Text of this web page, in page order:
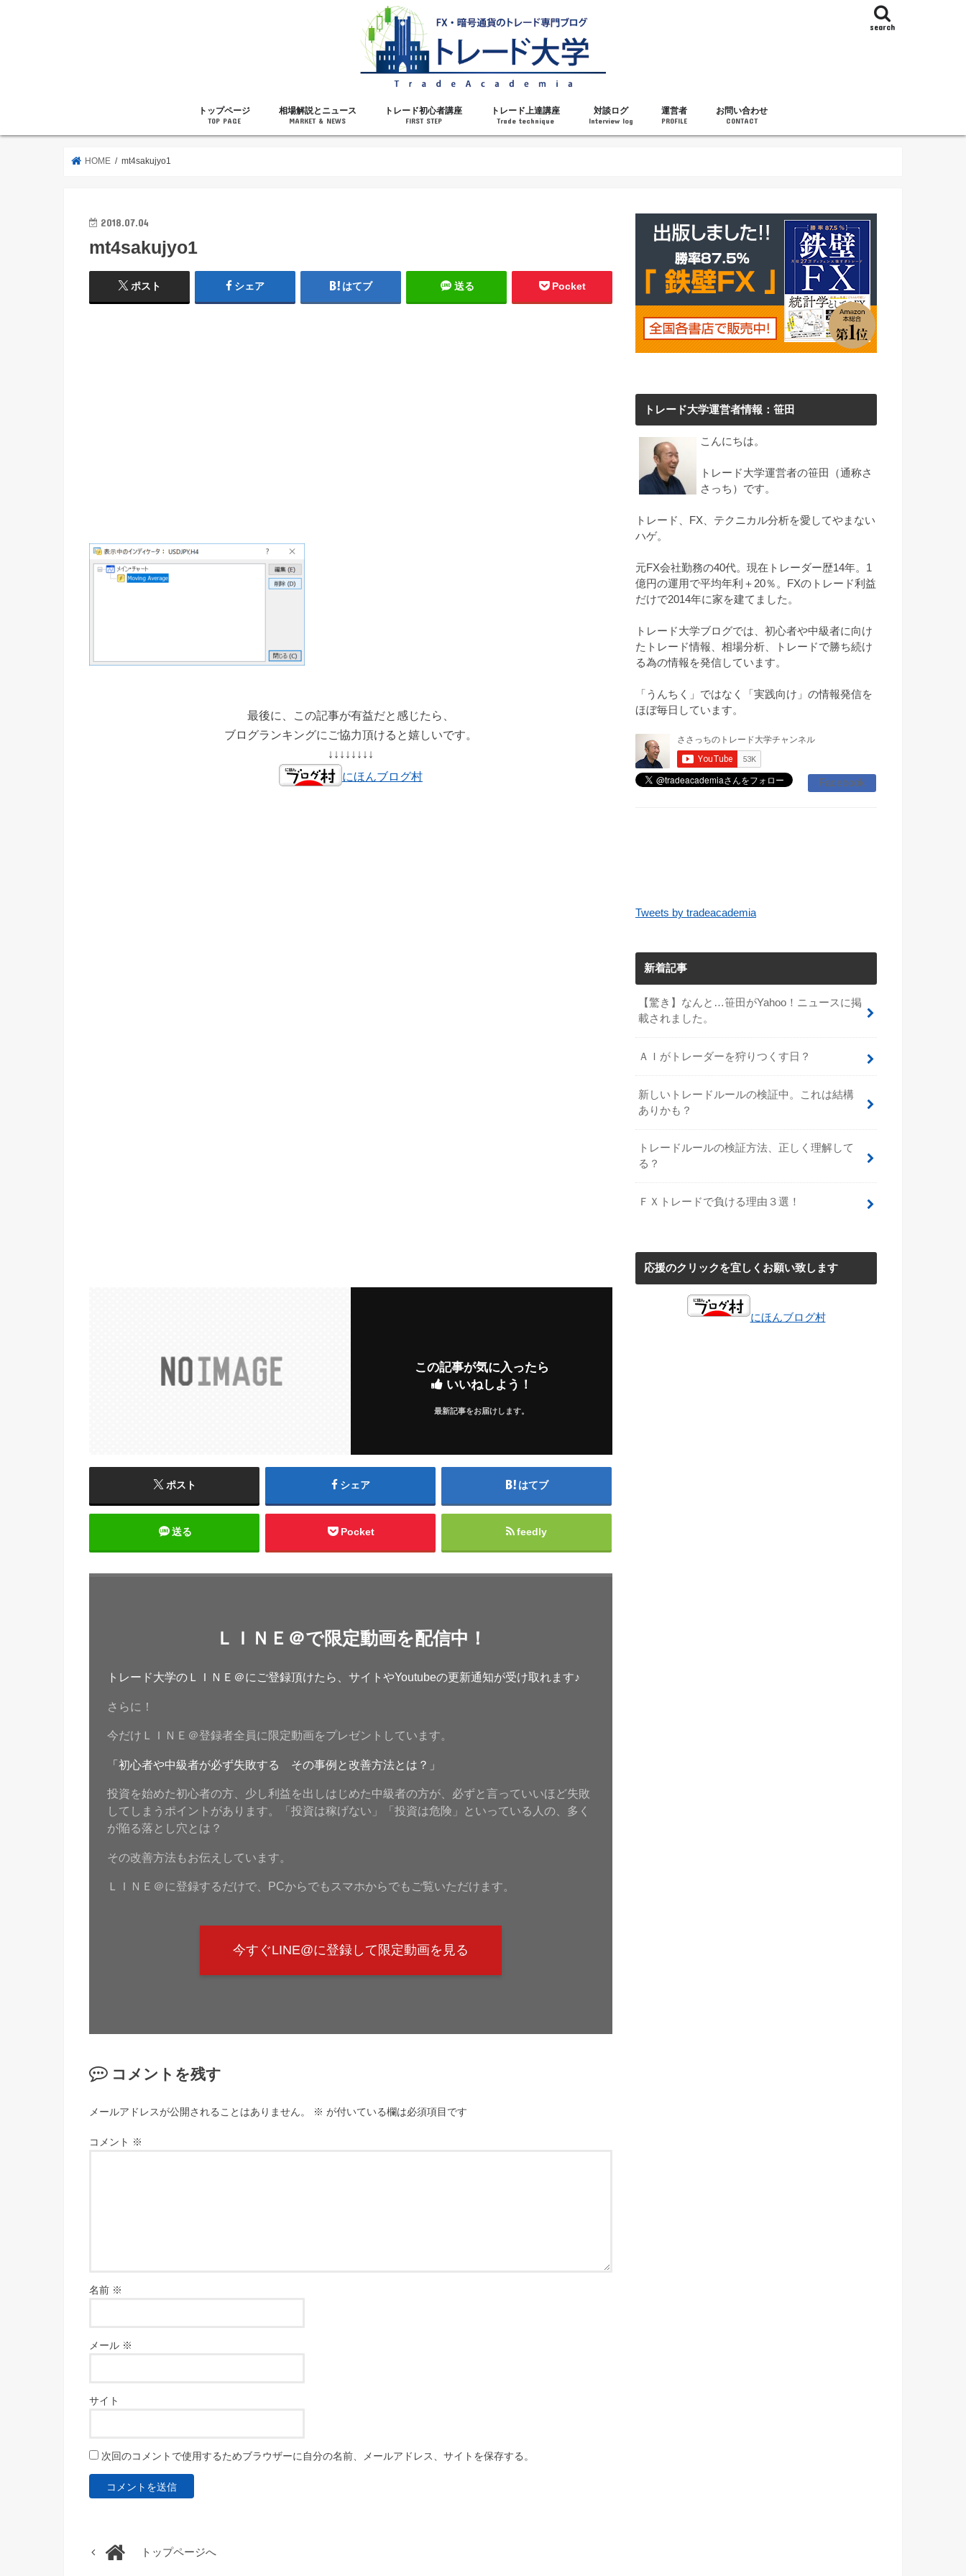
search
トップページ
TOP PAGE
相場解説とニュース
MARKET & NEWS
トレード初心者講座
FIRST STEP
トレード上達講座
Trade technique
対談ログ
Interview log
運営者
PROFILE
お問い合わせ
CONTACT
HOME mt4sakujyo1
2018.07.04
mt4sakujyo1
ポスト シェア はてブ 送る Pocket
最後に、この記事が有益だと感じたら、
ブログランキングにご協力頂けると嬉しいです。
↓↓↓↓↓↓↓↓
にほんブログ村
この記事が気に入ったら
いいねしよう！
最新記事をお届けします。
ポスト シェア はてブ
送る Pocket feedly
ＬＩＮＥ＠で限定動画を配信中！
トレード大学のＬＩＮＥ＠にご登録頂けたら、サイトやYoutubeの更新通知が受け取れます♪
さらに！
今だけＬＩＮＥ＠登録者全員に限定動画をプレゼントしています。
「初心者や中級者が必ず失敗する その事例と改善方法とは？」
投資を始めた初心者の方、少し利益を出しはじめた中級者の方が、必ずと言っていいほど失敗
してしまうポイントがあります。「投資は稼げない」「投資は危険」といっている人の、多く
が陥る落とし穴とは？
その改善方法もお伝えしています。
ＬＩＮＥ＠に登録するだけで、PCからでもスマホからでもご覧いただけます。
今すぐLINE@に登録して限定動画を見る
コメントを残す
メールアドレスが公開されることはありません。 ※ が付いている欄は必須項目です
コメント ※
名前 ※
メール ※
サイト
次回のコメントで使用するためブラウザーに自分の名前、メールアドレス、サイトを保存する。
トップページへ
トレード大学運営者情報：笹田
こんにちは。
トレード大学運営者の笹田（通称さ
さっち）です。
トレード、FX、テクニカル分析を愛してやまない
ハゲ。
元FX会社勤務の40代。現在トレーダー歴14年。1
億円の運用で平均年利＋20％。FXのトレード利益
だけで2014年に家を建てました。
トレード大学ブログでは、初心者や中級者に向け
たトレード情報、相場分析、トレードで勝ち続け
る為の情報を発信しています。
「うんちく」ではなく「実践向け」の情報発信を
ほぼ毎日しています。
Facebook
Tweets by tradeacademia
新着記事
【驚き】なんと…笹田がYahoo！ニュースに掲
載されました。
ＡＩがトレーダーを狩りつくす日？
新しいトレードルールの検証中。これは結構
ありかも？
トレードルールの検証方法、正しく理解して
る？
ＦＸトレードで負ける理由３選！
応援のクリックを宜しくお願い致します
にほんブログ村